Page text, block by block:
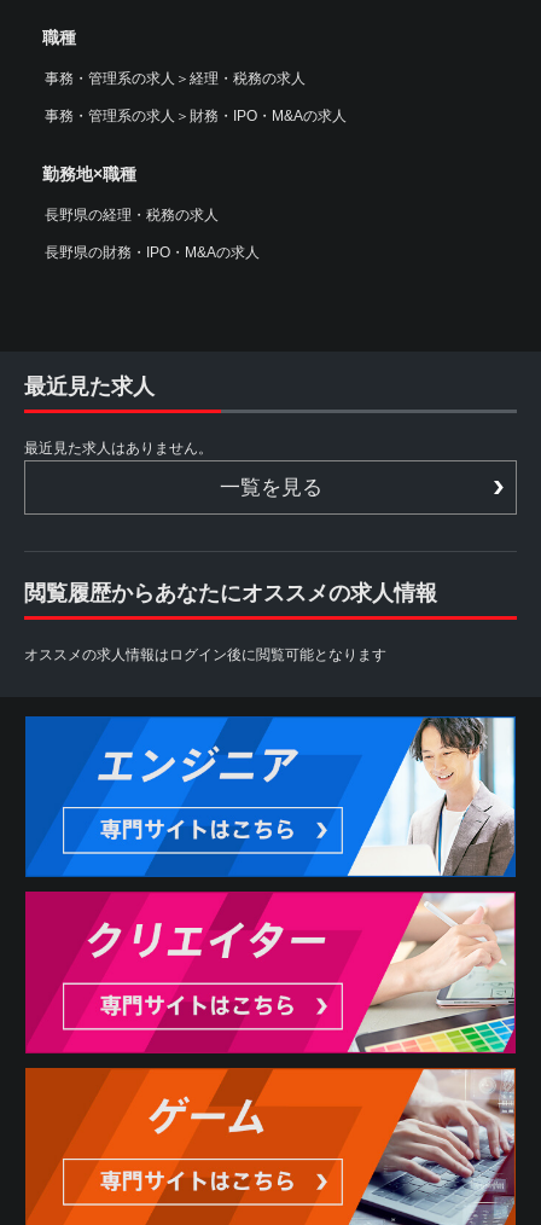
職種
事務・管理系の求人 ＞ 経理・税務の求人
事務・管理系の求人 ＞ 財務・IPO・M&Aの求人
勤務地×職種
長野県の経理・税務の求人
長野県の財務・IPO・M&Aの求人
最近見た求人
最近見た求人はありません。
一覧を見る
閲覧履歴からあなたにオススメの求人情報
オススメの求人情報はログイン後に閲覧可能となります